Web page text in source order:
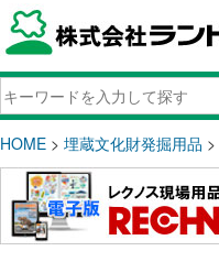
HOME > 埋蔵文化財発掘用品 >